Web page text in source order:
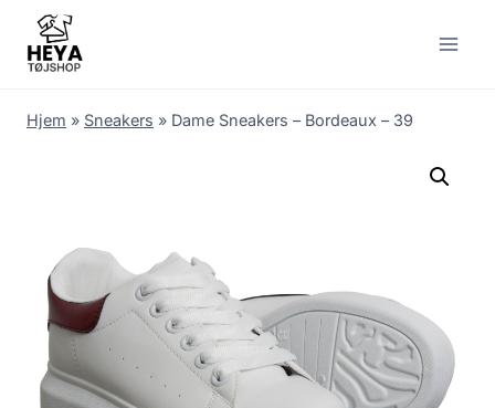
content
Hjem » Sneakers » Dame Sneakers – Bordeaux – 39